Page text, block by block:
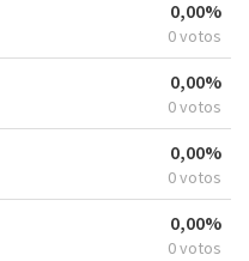
0,00%
0 votos
0,00%
0 votos
0,00%
0 votos
0,00%
0 votos